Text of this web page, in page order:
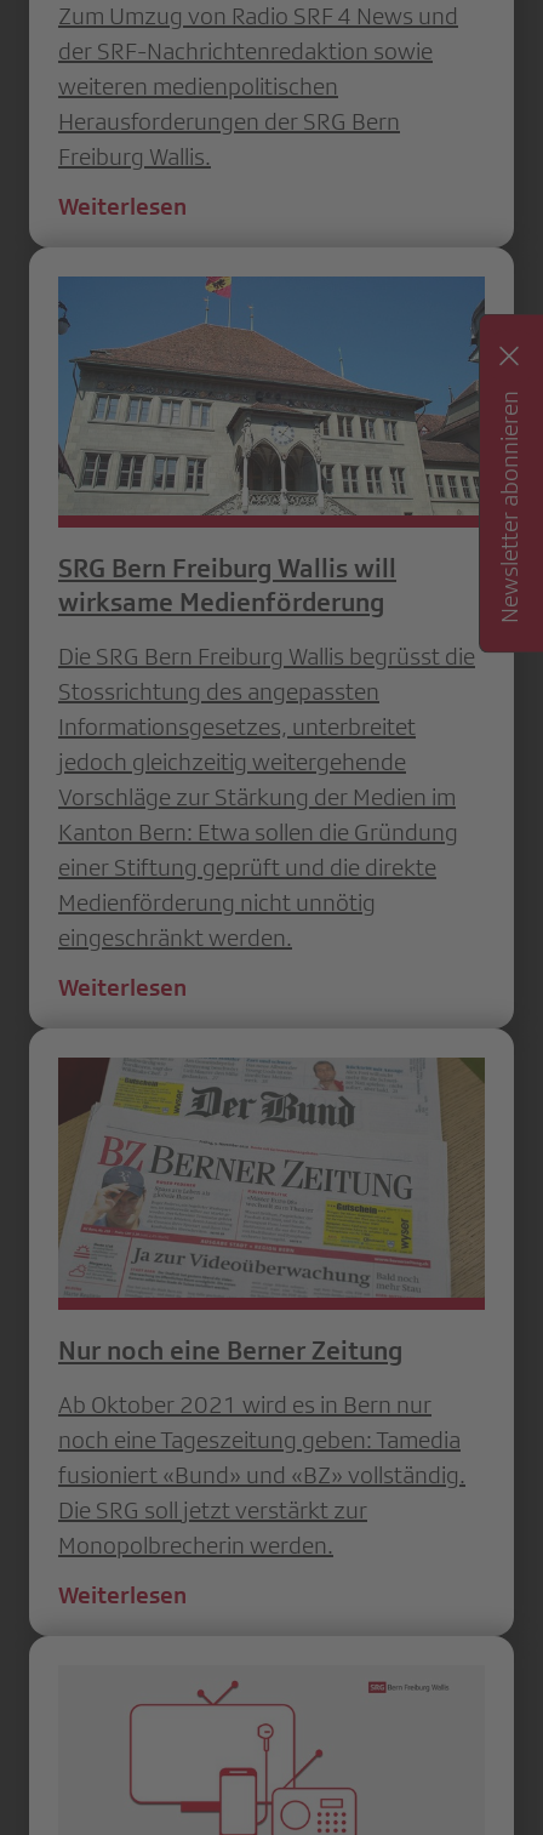
Zum Umzug von Radio SRF 4 News und
der SRF-Nachrichtenredaktion sowie
weiteren medienpolitischen
Herausforderungen der SRG Bern
Freiburg Wallis.
Weiterlesen
SRG Bern Freiburg Wallis will
wirksame Medienförderung
Die SRG Bern Freiburg Wallis begrüsst die
Stossrichtung des angepassten
Informationsgesetzes, unterbreitet
jedoch gleichzeitig weitergehende
Vorschläge zur Stärkung der Medien im
Kanton Bern: Etwa sollen die Gründung
einer Stiftung geprüft und die direkte
Medien­förderung nicht unnötig
eingeschränkt werden.
Weiterlesen
Nur noch eine Berner Zeitung
Ab Oktober 2021 wird es in Bern nur
noch eine Tageszeitung geben: Tamedia
fusioniert «Bund» und «BZ» vollständig.
Die SRG soll jetzt verstärkt zur
Monopolbrecherin werden.
Weiterlesen
Newsletter abonnieren